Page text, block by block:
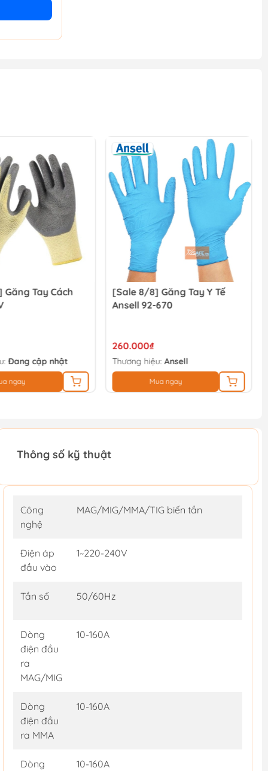
8] Găng Tay Y Tế
670
hiệu:Ansell
Mua ngay
[Sale 8/8] Giày Bảo Hộ Hans
HS90
788.000₫
Thương hiệu:HANS
Mua ngay
Thông số kỹ thuật
Công
nghệ
MAG/MIG/MMA/TIG biến tần
Điện áp
đầu vào
1~220-240V
Tần số 50/60Hz
Dòng
điện đầu
ra
MAG/MIG
10-160A
Dòng
điện đầu
ra MMA
10-160A
Dòng
10-160A